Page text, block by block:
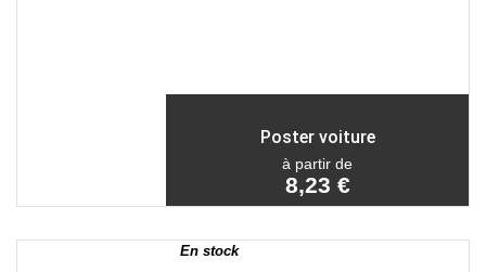
Poster voiture
à partir de
8,23 €
En stock